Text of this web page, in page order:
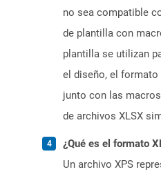
no sea compatible
de plantilla con
plantilla se utilizan
el diseño, el
junto con las
de archivos XLSX
¿Qué es el formato
Un archivo XPS